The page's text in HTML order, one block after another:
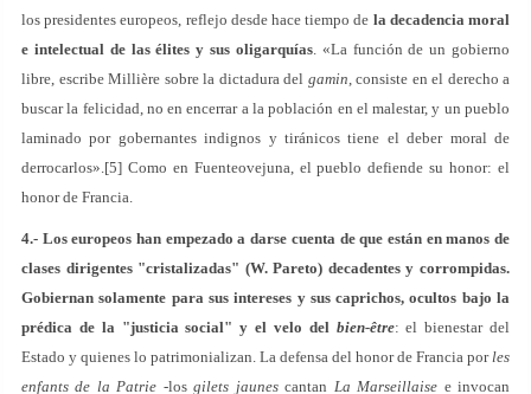
los presidentes europeos, reflejo desde hace tiempo de la decadencia moral
e intelectual de las élites y sus oligarquías. «La función de un gobierno
libre, escribe Millière sobre la dictadura del gamin, consiste en el derecho a
buscar la felicidad, no en encerrar a la población en el malestar, y un pueblo
laminado por gobernantes indignos y tiránicos tiene el deber moral de
derrocarlos».[5] Como en Fuenteovejuna, el pueblo defiende su honor: el
honor de Francia.
4.- Los europeos han empezado a darse cuenta de que están en manos de
clases dirigentes "cristalizadas" (W. Pareto) decadentes y corrompidas.
Gobiernan solamente para sus intereses y sus caprichos, ocultos bajo la
prédica de la "justicia social" y el velo del bien-être: el bienestar del
Estado y quienes lo patrimonializan. La defensa del honor de Francia porles
enfants de la Patrie -losgilets jaunescantan La Marseillaise e invocan